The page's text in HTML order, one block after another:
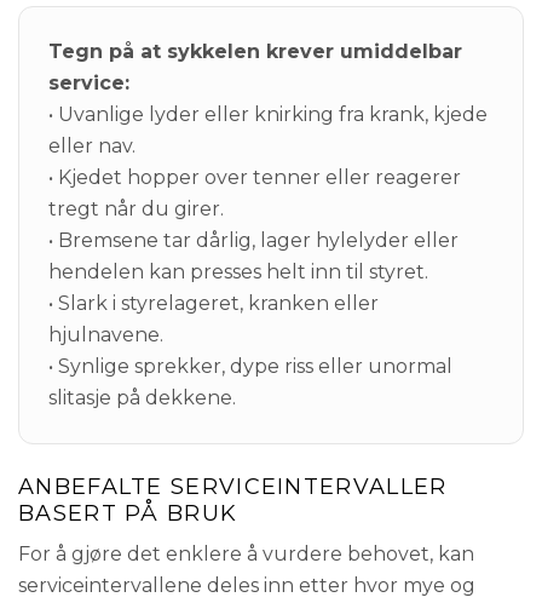
Tegn på at sykkelen krever umiddelbar
service:
• Uvanlige lyder eller knirking fra krank, kjede
eller nav.
• Kjedet hopper over tenner eller reagerer
tregt når du girer.
• Bremsene tar dårlig, lager hylelyder eller
hendelen kan presses helt inn til styret.
• Slark i styrelageret, kranken eller
hjulnavene.
• Synlige sprekker, dype riss eller unormal
slitasje på dekkene.
ANBEFALTE SERVICEINTERVALLER
BASERT PÅ BRUK
For å gjøre det enklere å vurdere behovet, kan
serviceintervallene deles inn etter hvor mye og